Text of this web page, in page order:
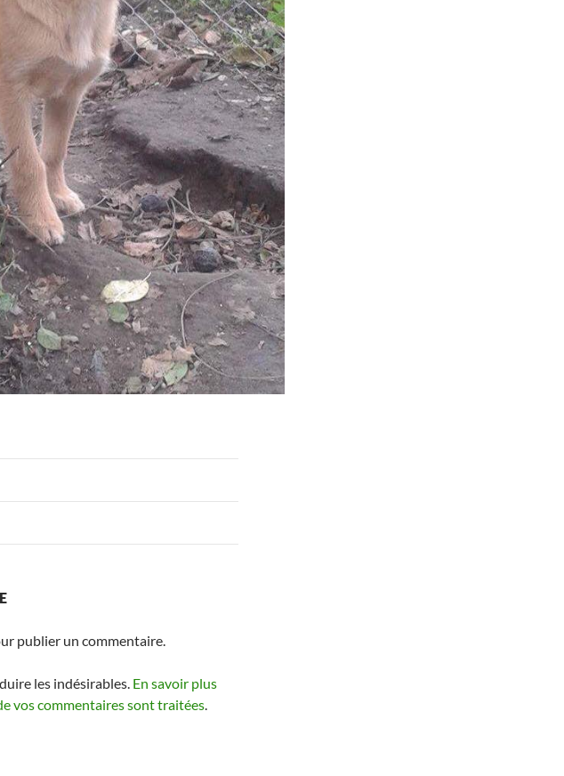
publier un commentaire.
les indésirables. En savoir plus
vos commentaires sont traitées.